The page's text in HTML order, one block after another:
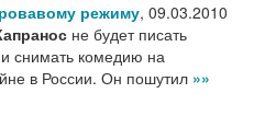
режиму, 09.03.2010
не будет писать
снимать комедию на
в России. Он пошутил »»